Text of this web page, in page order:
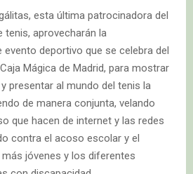
esta última patrocinadora del
tenis, aprovecharán la
deportivo que se celebra del
Mágica de Madrid, para mostrar
presentar al mundo del tenis la
de manera conjunta, velando
que hacen de internet y las redes
contra el acoso escolar y el
jóvenes y los diferentes